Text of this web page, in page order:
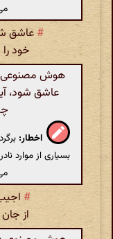
# عاشق
خود
هوش مصنوعی:
عاشق شود،
اخطار:
بسیاری از موارد
#
از